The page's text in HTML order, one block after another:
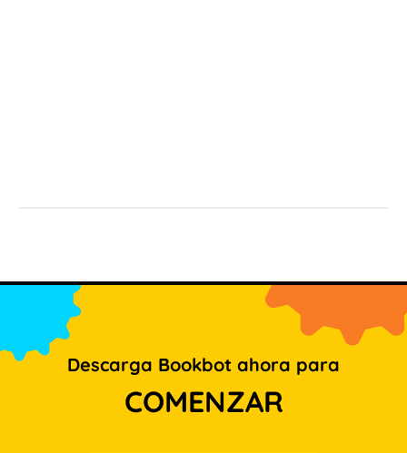
Descarga Bookbot ahora para
COMENZAR